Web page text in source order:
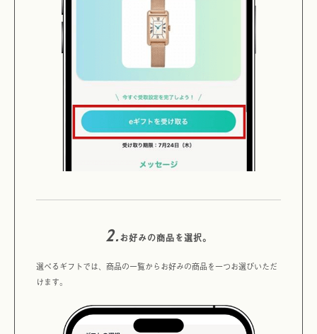
2. お好みの商品を選択。
選べるギフトでは、商品の一覧からお好みの商品を一つお選びいただ
けます。